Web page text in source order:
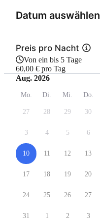
Datum auswählen
Preis pro Nacht
Von ein bis 5 Tage
60,00 € pro Tag
Aug. 2026
Mo. Di. Mi. Do.
27 28 29 30
3 4 5 6
10 11 12 13
17 18 19 20
24 25 26 27
31 1 2 3